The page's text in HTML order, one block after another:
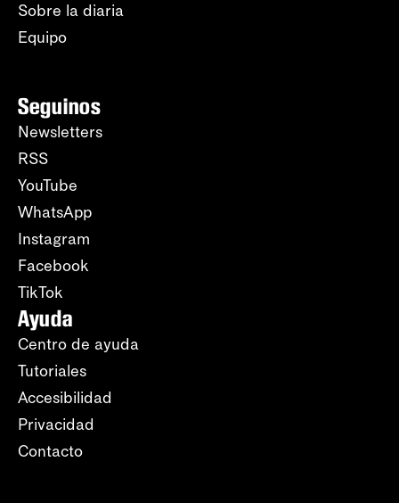
Sobre la diaria
Equipo
Seguinos
Newsletters
RSS
YouTube
WhatsApp
Instagram
Facebook
TikTok
Ayuda
Centro de ayuda
Tutoriales
Accesibilidad
Privacidad
Contacto